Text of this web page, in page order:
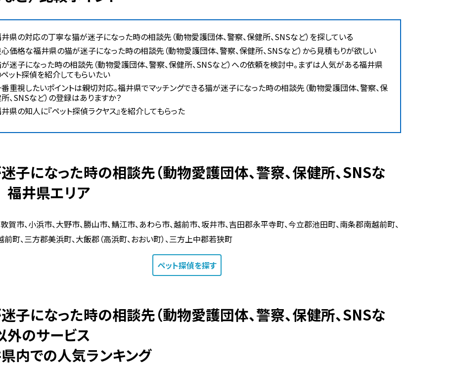
県の対応の丁寧な猫が迷子になった時の相談先（動物愛護団体、警察、保健所、SNSなど）を探している
価格な福井県の猫が迷子になった時の相談先（動物愛護団体、警察、保健所、SNSなど）から見積もりが欲しい
迷子になった時の相談先（動物愛護団体、警察、保健所、SNSなど）への依頼を検討中。まずは人気がある福井県
ット探偵を紹介してもらいたい
重視したいポイントは親切対応。福井県でマッチングできる猫が迷子になった時の相談先（動物愛護団体、警察、保
、SNSなど）の登録はありますか？
県の知人に『ペット探偵ラクヤス』を紹介してもらった
福井県エリア
賀市、小浜市、大野市、勝山市、鯖江市、あわら市、越前市、坂井市、吉田郡永平寺町、今立郡池田町、南条郡南越前町、
町、三方郡美浜町、大飯郡（高浜町、おおい町）、三方上中郡若狭町
ペット探偵を探す
外のサービス
内での人気ランキング